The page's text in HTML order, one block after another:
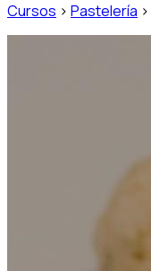
Cursos > Pastelería >